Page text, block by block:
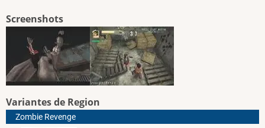
Screenshots
Variantes de Region
Zombie Revenge